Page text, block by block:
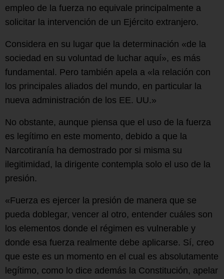
empleo de la fuerza no equivale principalmente a
solicitar la intervención de un Ejército extranjero.
Considera en su lugar que la determinación «de la
sociedad en su voluntad de luchar aquí», es más
fundamental. Pero también apela a «la relación con
los principales aliados del mundo, en particular la
nueva administración de los EE. UU.»
No obstante, aunque piensa que el uso de la fuerza
es legítimo en este momento, debido a que la
Narcotiranía ha demostrado por si misma su
ilegitimidad, la dirigente contempla solo el uso de la
presión.
«Fuerza es ejercer la presión de manera que se
pueda doblegar, vencer al otro, entender cuáles son
los elementos donde el régimen es vulnerable y
donde esa fuerza realmente debe aplicarse. Sí, creo
que este es un momento en el cual es absolutamente
legítimo, como lo dice además la Constitución, apelar